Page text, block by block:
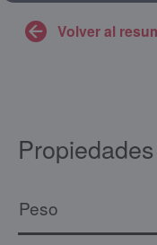
Volver al
Propiedades
Peso